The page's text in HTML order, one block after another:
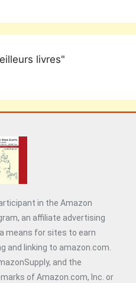
livres"
in the Amazon
an affiliate advertising
means for sites to earn
and linking to amazon.com.
and the
of Amazon.com, Inc. or